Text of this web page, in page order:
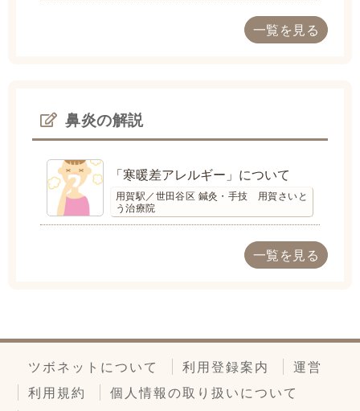
一覧を見る
鼻炎の解説
「寒暖差アレルギー」について
用賀駅／世田谷区 鍼灸・手技 用賀さいと
う治療院
一覧を見る
ツボネットについて 利用登録案内
運営
利用規約
個人情報の取り扱いについて